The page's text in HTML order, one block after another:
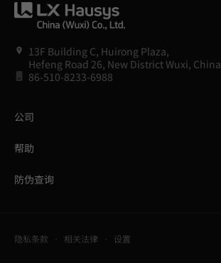
13F Building C, Huirong Plaza,
Hefeng Road 26, New District Wuxi, China
86-510-8233-6988
公司
帮助
防伪查询
隐私条款 相关法律 设置